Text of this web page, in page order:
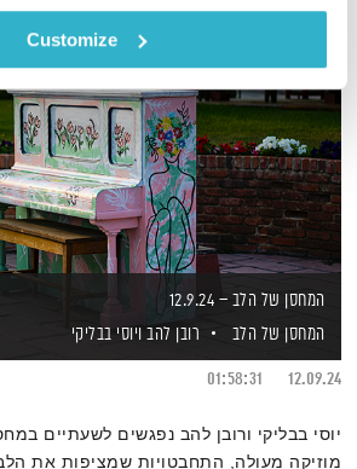
Customize
המחסן של הלב – 12.9.24
המחסן של הלב
רובן להב ויוסי בבליקי
12.09.24
01:58:31
יוסי בבליקי ורובן להב נפגשים לשעתיים
מוזיקה מעולה, התחבטויות שמציפות את